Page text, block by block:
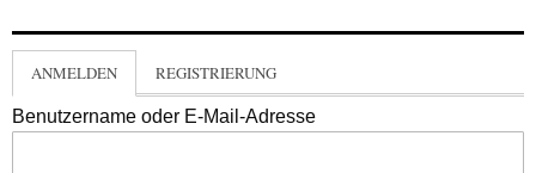
ANMELDEN REGISTRIERUNG
Benutzername oder E-Mail-Adresse